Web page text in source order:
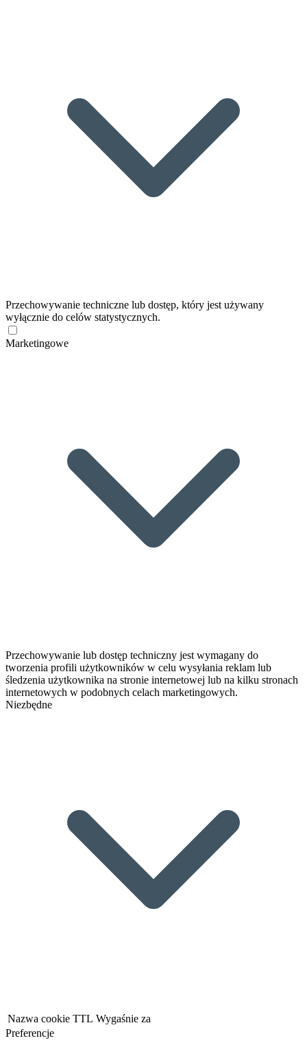
Przechowywanie techniczne lub dostęp, który jest używany
wyłącznie do celów statystycznych.
Marketingowe
Przechowywanie lub dostęp techniczny jest wymagany do
tworzenia profili użytkowników w celu wysyłania reklam lub
śledzenia użytkownika na stronie internetowej lub na kilku stronach
internetowych w podobnych celach marketingowych.
Niezbędne
Nazwa cookie TTL Wygaśnie za
Preferencje